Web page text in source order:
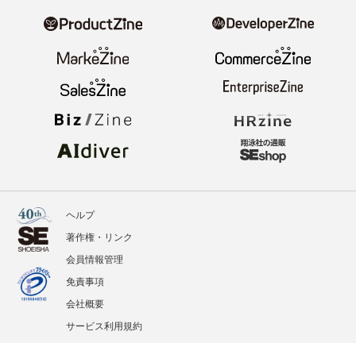
ヘルプ
著作権・リンク
会員情報管理
免責事項
会社概要
サービス利用規約